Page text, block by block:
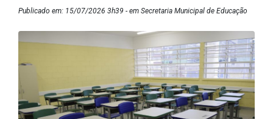
Publicado em: 15/07/2026 3h39 - em Secretaria Municipal de Educação